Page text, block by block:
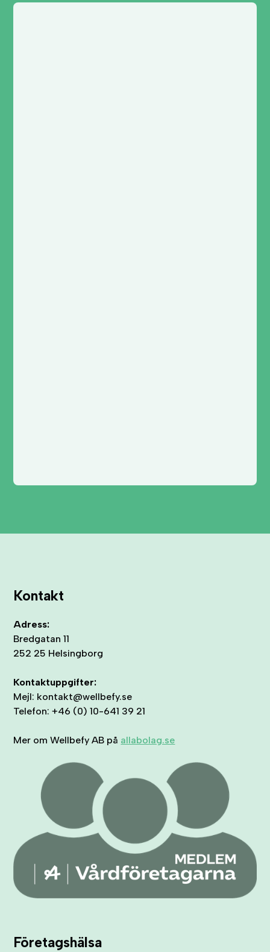
Företagshälsa
Kontakt
Adress:
Bredgatan 11
252 25 Helsingborg
Kontaktuppgifter:
Mejl: kontakt@wellbefy.se
Telefon: +46 (0) 10-641 39 21
Mer om Wellbefy AB på allabolag.se